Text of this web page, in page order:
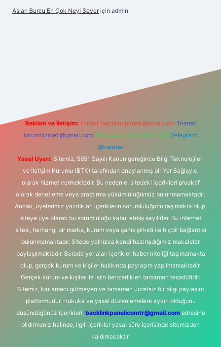
Aslan Burcu En Çok Neyi Sever için admin
elexbetgiris.org
Reklam ve İletişim: E-mail: backlinkpaneli@gmail.com Teams:
forumhizmeti@gmail.com Whatsapp: 0262 606 0 726 Telegram:
@karabul
Yasal Uyarı: Sitemiz, 5651 Sayılı Kanun gereğince Bilgi Teknolojileri
ve İletişim Kurumu (BTK) tarafından onaylanmış bir Yer Sağlayıcı
olarak hizmet vermektedir. Bu nedenle, sitedeki içerikleri proaktif
olarak denetleme veya araştırma yükümlülüğümüz bulunmamaktadır.
Ancak, üyelerimiz yazdıkları içeriklerin sorumluluğunu taşımakta olup,
siteye üye olarak bu sorumluluğu kabul etmiş sayılırlar. Bu internet
sitesi, herhangi bir marka, kurum veya şahıs şirketi ile hiçbir bağlantısı
bulunmamaktadır. Sitede yalnızca kendi hazırladığımız makaleler
paylaşılmaktadır. Burada yer alan içerikler haber niteliği taşımamakta
olup, gerçek kurum ve kişiler hakkında paylaşım yapılmamaktadır.
Gerçek kurum ve kişiler ile isim benzerlikleri tamamen tesadüfidir.
Sitemiz, kar amacı gütmeyen ve tamamen ücretsiz bir bilgi paylaşım
platformudur. Hukuka ve yasal düzenlemelere aykırı olduğunu
düşündüğünüz içerikleri, backlinkpanelicomtr@gmail.comadresine
bildirmeniz halinde, ilgili içerikler yasal süre içerisinde sitemizden
kaldırılacaktır.